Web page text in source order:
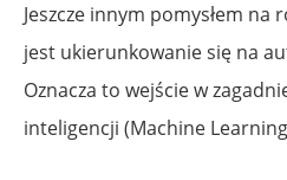
Jeszcze innym pomysłem na
jest ukierunkowanie się na
Oznacza to wejście w
inteligencji (Machine